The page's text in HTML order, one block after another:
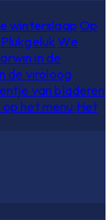
winterslaapOp
Plukgeluk We
in de
de viroloog
van bladeren
het menu Het